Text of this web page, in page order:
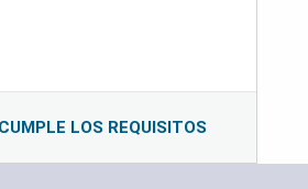
LOS REQUISITOS